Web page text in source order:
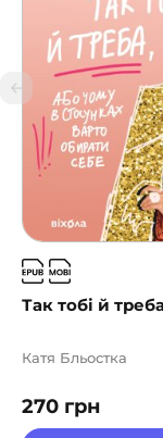
Так тобі й
270 грн
Катя Бльостка